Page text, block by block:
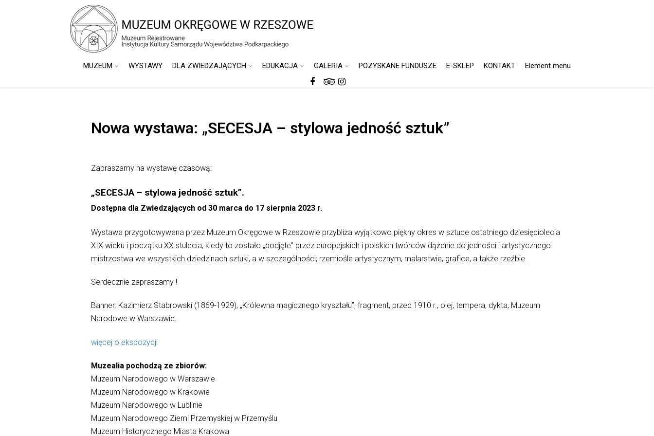
MUZEUM WYSTAWY DLA ZWIEDZAJĄCYCH EDUKACJA GALERIA POZYSKANE FUNDUSZE E-SKLEP KONTAKT Element menu
Nowa wystawa: „SECESJA – stylowa jedność sztuk”
Zapraszamy na wystawę czasową:
„SECESJA – stylowa jedność sztuk”.
Dostępna dla Zwiedzających od 30 marca do 17 sierpnia 2023 r.
Wystawa przygotowywana przez Muzeum Okręgowe w Rzeszowie przybliża wyjątkowo piękny okres w sztuce ostatniego dziesięciolecia
XIX wieku i początku XX stulecia, kiedy to zostało „podjęte” przez europejskich i polskich twórców dążenie do jedności i artystycznego
mistrzostwa we wszystkich dziedzinach sztuki, a w szczególności; rzemiośle artystycznym, malarstwie, grafice, a także rzeźbie.
Serdecznie zapraszamy !
Banner: Kazimierz Stabrowski (1869-1929), „Królewna magicznego kryształu”, fragment, przed 1910 r., olej, tempera, dykta, Muzeum
Narodowe w Warszawie.
więcej o ekspozycji
Muzealia pochodzą ze zbiorów:
Muzeum Narodowego w Warszawie
Muzeum Narodowego w Krakowie
Muzeum Narodowego w Lublinie
Muzeum Narodowego Ziemi Przemyskiej w Przemyślu
Muzeum Historycznego Miasta Krakowa